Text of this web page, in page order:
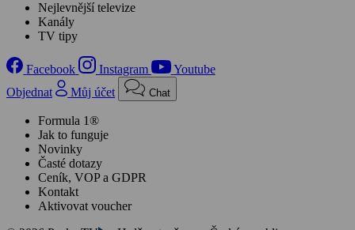
Nejlevnější televize
Kanály
TV tipy
Facebook Instagram
Youtube
Objednat
Můj účet Chat
Formula 1®
Jak to funguje
Novinky
Časté dotazy
Ceník, VOP a GDPR
Kontakt
Aktivovat voucher